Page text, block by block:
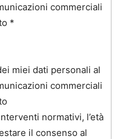
commerciali
*
miei dati personali al
commerciali
normativi, l’età
il consenso al